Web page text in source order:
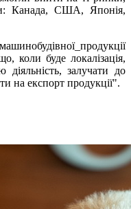
Канада, США, Японія,
коли буде локалізація,
залучати до
на експорт продукції".